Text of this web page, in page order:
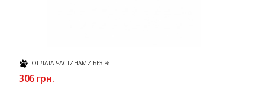
ОПЛАТА ЧАСТИНАМИ БЕЗ %
306 грн.